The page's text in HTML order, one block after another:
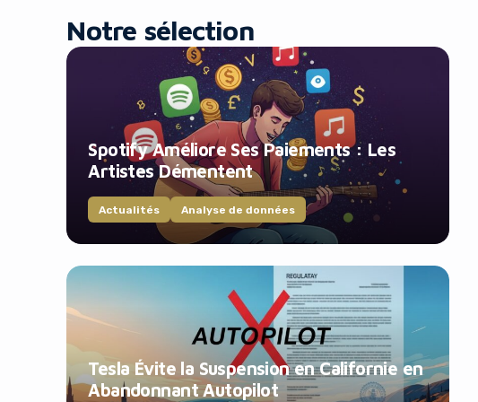
Notre sélection
Spotify Améliore Ses Paiements : Les
Artistes Démentent
Actualités Analyse de données
Tesla Évite la Suspension en Californie en
Abandonnant Autopilot